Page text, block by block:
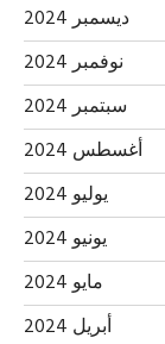
ديسمبر 2024
نوفمبر 2024
سبتمبر 2024
أغسطس 2024
يوليو 2024
يونيو 2024
مايو 2024
أبريل 2024